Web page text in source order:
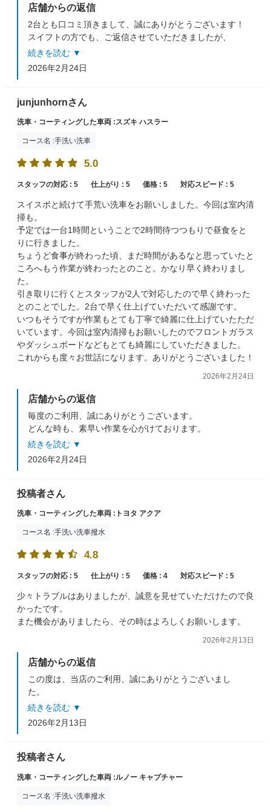
店舗からの返信
2台とも口コミ頂きまして、誠にありがとうございます！
スイフトの方でも、ご返信させていただきましたが、
素早い作業を心がけております。
是非、またのご利用をお待ちしております。
続きを読む ▼
2026年2月24日
junjunhornさん
洗車・コーティングした車両 :スズキ ハスラー
コース名 :手洗い洗車
5.0
スタッフの対応 : 5 仕上がり : 5 価格 : 5 対応スピード : 5
スイスポと続けて手荒い洗車をお願いしました。今回は室内清
掃も。
予定では一台1時間ということで2時間待つつもりで昼食をと
りに行きました。
ちょうど食事が終わった頃、まだ時間があるなと思っていたと
ころへもう作業が終わったとのこと。かなり早く終わりまし
た。
引き取りに行くとスタッフが2人で対応したので早く終わった
とのことでした。2台で早く仕上げていただいて感謝です。
いつもそうですが作業もとても丁寧で綺麗に仕上げていたただ
いています。今回は室内清掃もお願いしたのでフロントガラス
やダッシュボードなどもとても綺麗にしていただきました。
これからも度々お世話になります。ありがとうございました！
2026年2月24日
店舗からの返信
毎度のご利用、誠にありがとうございます。
どんな時も、素早い作業を心がけております。
お褒めのお言葉、本当に嬉しくなります！
次回のご利用も、心よりお待ちしております。
続きを読む ▼
2026年2月24日
投稿者さん
洗車・コーティングした車両 :トヨタ アクア
コース名 :手洗い洗車撥水
4.8
スタッフの対応 : 5 仕上がり : 5 価格 : 4 対応スピード : 5
少々トラブルはありましたが、誠意を見せていただけたので良
かったです。
また機会がありましたら、その時はよろしくお願いします。
2026年2月13日
店舗からの返信
この度は、当店のご利用、誠にありがとうございまし
た。
そのようにおっしゃっていただいて、ありがたく思って
おります。
是非、次回もご利用お待ちしております。
続きを読む ▼
2026年2月13日
投稿者さん
洗車・コーティングした車両 :ルノー キャプチャー
コース名 :手洗い洗車撥水